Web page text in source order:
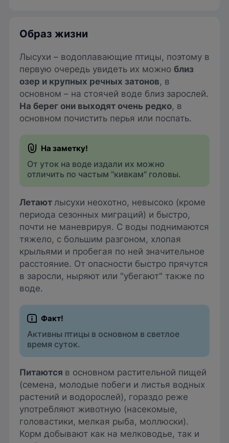
Образ жизни
Лысухи – водоплавающие птицы, поэтому в
первую очередь увидеть их можно близ
озер и крупных речных затонов, в
основном – на стоячей воде близ зарослей.
На берег они выходят очень редко, в
основном почистить перья или поспать.
От уток на воде издали их можно
отличить по частым "кивкам" головы.
Летают лысухи неохотно, невысоко (кроме
периода сезонных миграций) и быстро,
почти не маневрируя. С воды поднимаются
тяжело, с большим разгоном, хлопая
крыльями и пробегая по ней значительное
расстояние. От опасности быстро прячутся
в заросли, ныряют или "убегают" также по
воде.
Активны птицы в основном в светлое
время суток.
Питаются в основном растительной пищей
(семена, молодые побеги и листья водных
растений и водорослей), гораздо реже
употребляют животную (насекомые,
головастики, мелкая рыба, моллюски).
Корм добывают как на мелководье, так и